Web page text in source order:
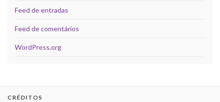
Feed de entradas
Feed de comentários
WordPress.org
CRÉDITOS